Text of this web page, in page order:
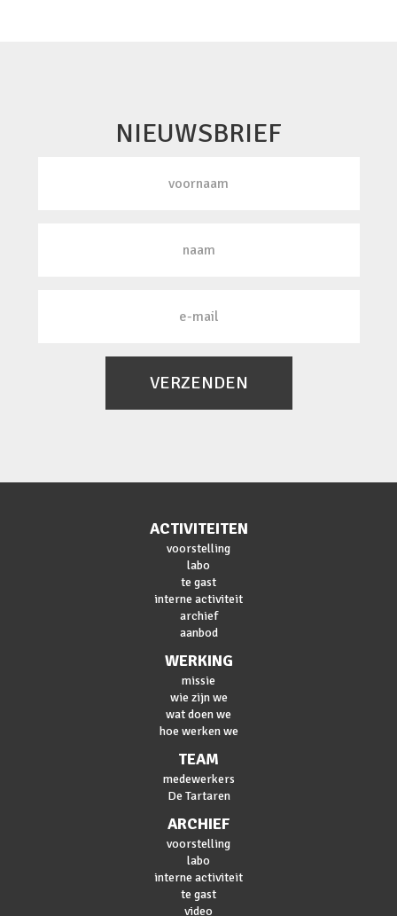
NIEUWSBRIEF
VERZENDEN
ACTIVITEITEN
voorstelling
labo
te gast
interne activiteit
archief
aanbod
WERKING
missie
wie zijn we
wat doen we
hoe werken we
TEAM
medewerkers
De Tartaren
ARCHIEF
voorstelling
labo
interne activiteit
te gast
video